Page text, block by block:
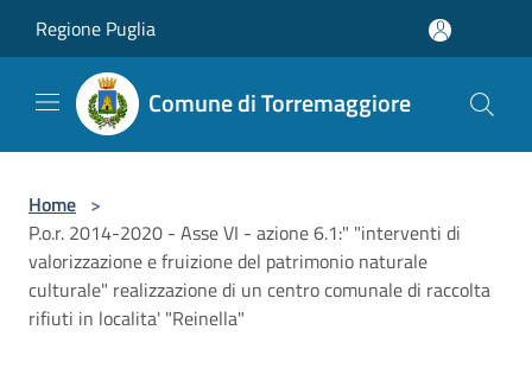
Regione Puglia
Comune di Torremaggiore
Home >
P.o.r. 2014-2020 - Asse VI - azione 6.1:" "interventi di
valorizzazione e fruizione del patrimonio naturale
culturale" realizzazione di un centro comunale di raccolta
rifiuti in localita' "Reinella"